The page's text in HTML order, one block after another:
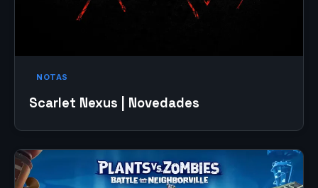
NOTAS
Scarlet Nexus | Novedades